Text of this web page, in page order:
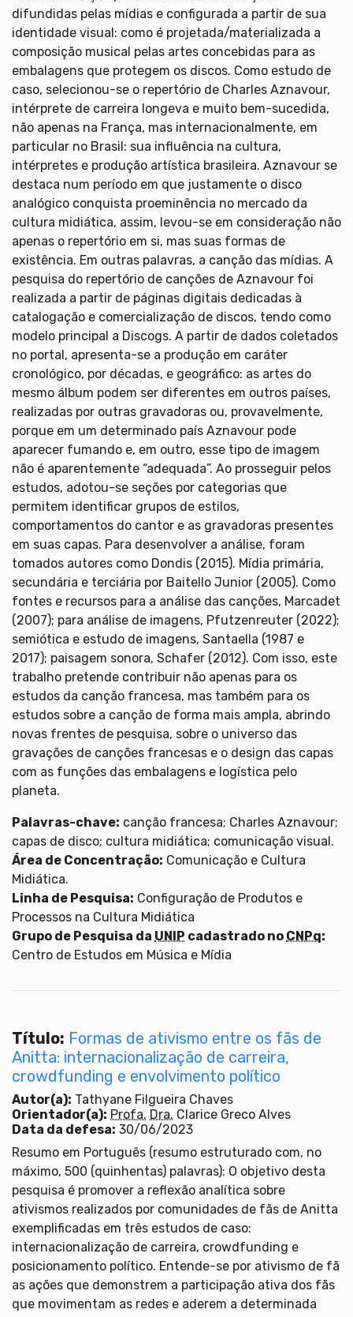
difundidas pelas mídias e configurada a partir de sua
identidade visual: como é projetada/materializada a
composição musical pelas artes concebidas para as
embalagens que protegem os discos. Como estudo de
caso, selecionou-se o repertório de Charles Aznavour,
intérprete de carreira longeva e muito bem-sucedida,
não apenas na França, mas internacionalmente, em
particular no Brasil: sua influência na cultura,
intérpretes e produção artística brasileira. Aznavour se
destaca num período em que justamente o disco
analógico conquista proeminência no mercado da
cultura midiática, assim, levou-se em consideração não
apenas o repertório em si, mas suas formas de
existência. Em outras palavras, a canção das mídias. A
pesquisa do repertório de canções de Aznavour foi
realizada a partir de páginas digitais dedicadas à
catalogação e comercialização de discos, tendo como
modelo principal a Discogs. A partir de dados coletados
no portal, apresenta-se a produção em caráter
cronológico, por décadas, e geográfico: as artes do
mesmo álbum podem ser diferentes em outros países,
realizadas por outras gravadoras ou, provavelmente,
porque em um determinado país Aznavour pode
aparecer fumando e, em outro, esse tipo de imagem
não é aparentemente “adequada”. Ao prosseguir pelos
estudos, adotou-se seções por categorias que
permitem identificar grupos de estilos,
comportamentos do cantor e as gravadoras presentes
em suas capas. Para desenvolver a análise, foram
tomados autores como Dondis (2015). Mídia primária,
secundária e terciária por Baitello Junior (2005). Como
fontes e recursos para a análise das canções, Marcadet
(2007); para análise de imagens, Pfutzenreuter (2022);
semiótica e estudo de imagens, Santaella (1987 e
2017); paisagem sonora, Schafer (2012). Com isso, este
trabalho pretende contribuir não apenas para os
estudos da canção francesa, mas também para os
estudos sobre a canção de forma mais ampla, abrindo
novas frentes de pesquisa, sobre o universo das
gravações de canções francesas e o design das capas
com as funções das embalagens e logística pelo
planeta.
Palavras-chave: canção francesa; Charles Aznavour;
capas de disco; cultura midiática; comunicação visual.
Área de Concentração: Comunicação e Cultura
Midiática.
Linha de Pesquisa: Configuração de Produtos e
Processos na Cultura Midiática
Grupo de Pesquisa da UNIP cadastrado no CNPq:
Centro de Estudos em Música e Mídia
Título: Formas de ativismo entre os fãs de
Anitta: internacionalização de carreira,
crowdfunding e envolvimento político
Autor(a): Tathyane Filgueira Chaves
Orientador(a): Profa. Dra. Clarice Greco Alves
Data da defesa: 30/06/2023
Resumo em Português (resumo estruturado com, no
máximo, 500 (quinhentas) palavras): O objetivo desta
pesquisa é promover a reflexão analítica sobre
ativismos realizados por comunidades de fãs de Anitta
exemplificadas em três estudos de caso:
internacionalização de carreira, crowdfunding e
posicionamento político. Entende-se por ativismo de fã
as ações que demonstrem a participação ativa dos fãs
que movimentam as redes e aderem a determinada